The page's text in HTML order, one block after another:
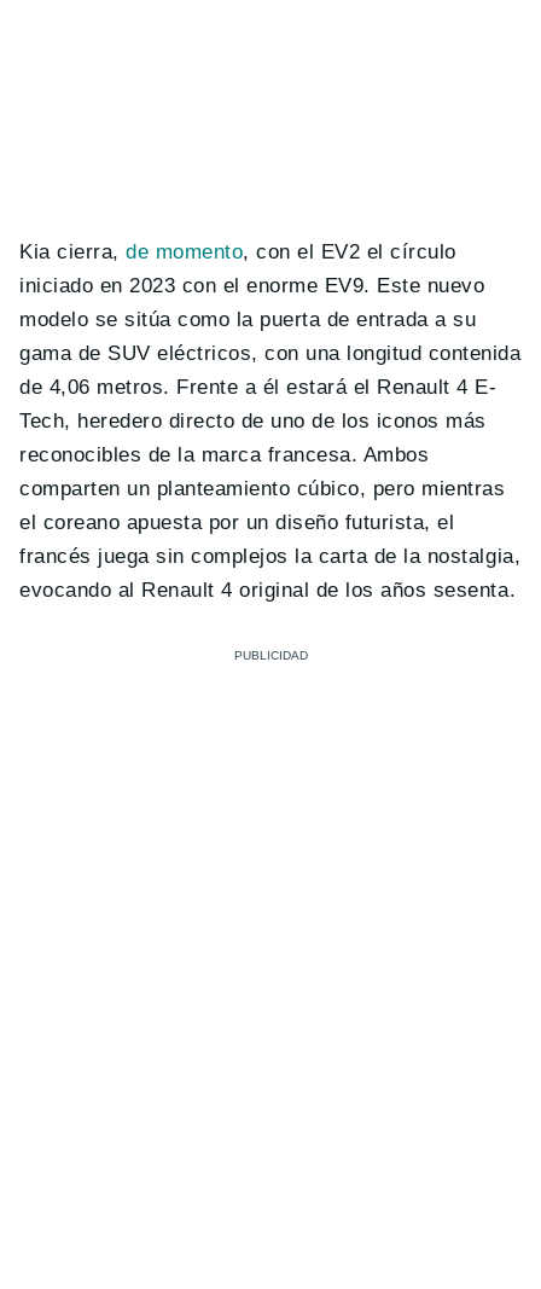
Kia cierra, de momento, con el EV2 el círculo
iniciado en 2023 con el enorme EV9. Este nuevo
modelo se sitúa como la puerta de entrada a su
gama de SUV eléctricos, con una longitud contenida
de 4,06 metros. Frente a él estará el Renault 4 E-
Tech, heredero directo de uno de los iconos más
reconocibles de la marca francesa. Ambos
comparten un planteamiento cúbico, pero mientras
el coreano apuesta por un diseño futurista, el
francés juega sin complejos la carta de la nostalgia,
evocando al Renault 4 original de los años sesenta.